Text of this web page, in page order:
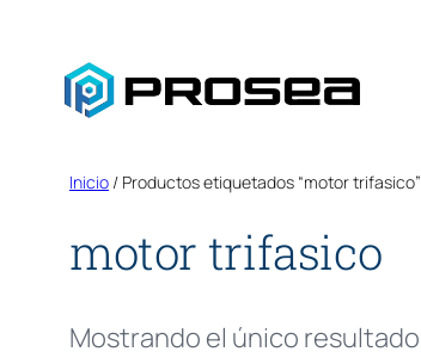
contenido
Inicio / Productos etiquetados “motor trifasico”
motor trifasico
Mostrando el único resultado